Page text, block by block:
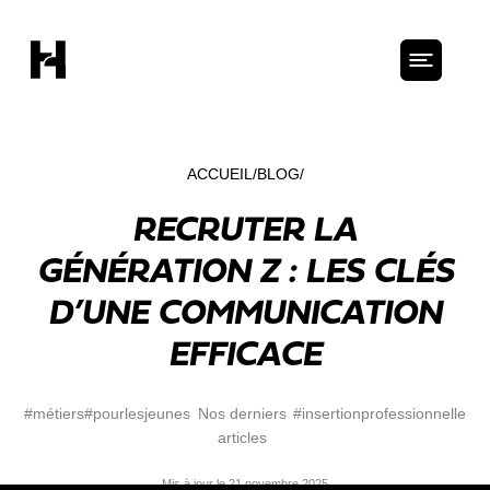
ACCUEIL BLOG
RECRUTER LA
GÉNÉRATION Z : LES CLÉS
D’UNE COMMUNICATION
EFFICACE
#métiers#pourlesjeunes Nos derniers
articles
#insertionprofessionnelle
Mis à jour le 21 novembre 2025